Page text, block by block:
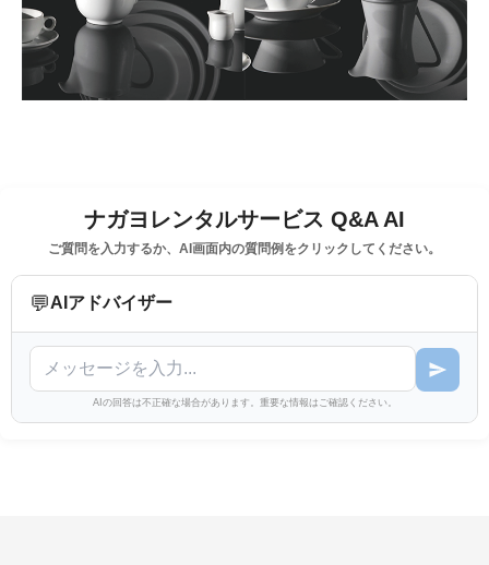
ナガヨレンタルサービス Q&A AI
ご質問を入力するか、AI画面内の質問例をクリックしてください。
💬AIアドバイザー
AIの回答は不正確な場合があります。重要な情報はご確認ください。